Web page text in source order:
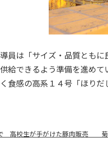
員は「サイズ・品質とも
給できるよう準備を進めて
食感の高系１４号「ほりだ